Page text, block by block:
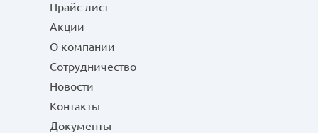
Прайс-лист
Акции
О компании
Сотрудничество
Новости
Контакты
Документы